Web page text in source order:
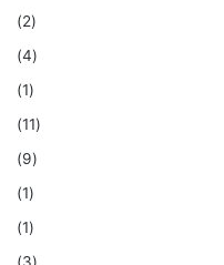
(2)
(4)
(1)
(11)
(9)
(1)
(1)